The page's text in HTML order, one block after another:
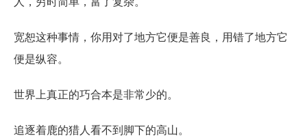
宽恕这种事情，你用对了地方它便是善良，用错了地方它
便是纵容。
世界上真正的巧合本是非常少的。
追逐着鹿的猎人看不到脚下的高山。